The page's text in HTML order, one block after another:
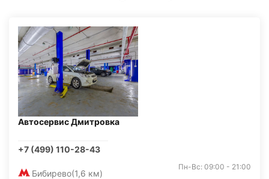
Автосервис Дмитровка
+7 (499) 110-28-43
Бибирево(1,6 км)
Пн-Вс: 09:00 - 21:00